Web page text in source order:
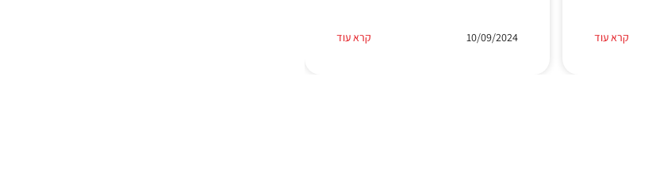
קרא עוד קרא עוד 10/09/2024